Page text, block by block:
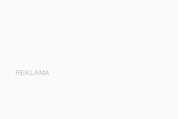
REKLAMA